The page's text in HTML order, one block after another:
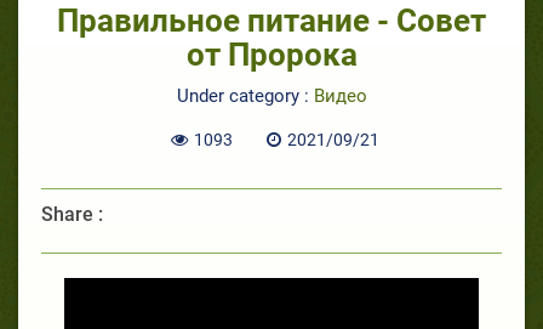
Правильное питание - Совет
от Пророка
Under category : Видео
1093 2021/09/21
Share :